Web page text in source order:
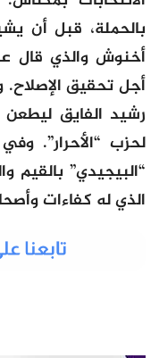
بالحملة، قبل أن
أخنوش والذي قال
أجل تحقيق الإصلاح.
رشيد الفايق
لحزب “الأحرار”.
“البيجيدي” بالقيم
الذي له كفاءات